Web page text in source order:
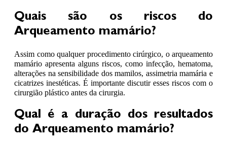
Quais são os riscos do
Arqueamento mamário?
Assim como qualquer procedimento cirúrgico, o arqueamento
mamário apresenta alguns riscos, como infecção, hematoma,
alterações na sensibilidade dos mamilos, assimetria mamária e
cicatrizes inestéticas. É importante discutir esses riscos com o
cirurgião plástico antes da cirurgia.
Qual é a duração dos resultados
do Arqueamento mamário?